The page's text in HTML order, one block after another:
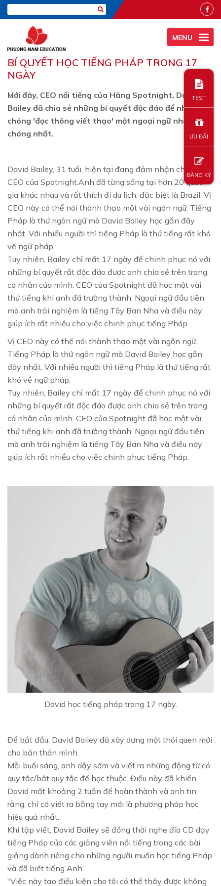
MENU
BÍ QUYẾT HỌC TIẾNG PHÁP TRONG 17
NGÀY
Mới đây, CEO nổi tiếng của Hãng Spotnight, David
Bailey đã chia sẻ những bí quyết độc đáo để nhanh
chóng 'đọc thông viết thạo' một ngoại ngữ nhanh
chóng nhất.
David Bailey, 31 tuổi, hiện tại đang đảm nhận chức vụ
CEO của Spotnight.Anh đã từng sống tại hơn 20 quốc
gia khác nhau và rất thích đi du lịch, đặc biệt là Brazil. Vị
CEO này có thể nói thành thạo một vài ngôn ngữ. Tiếng
Pháp là thứ ngôn ngữ mà David Bailey học gần đây
nhất. Với nhiều người thì tiếng Pháp là thứ tiếng rất khó
về ngữ pháp.
Tuy nhiên, Bailey chỉ mất 17 ngày để chinh phục nó với
những bí quyết rất độc đáo được anh chia sẻ trên trang
cá nhân của mình. CEO của Spotnight đã học một vài
thứ tiếng khi anh đã trưởng thành. Ngoại ngữ đầu tiên
mà anh trải nghiệm là tiếng Tây Ban Nha và điều này
giúp ích rất nhiều cho việc chinh phục tiếng Pháp.
Vị CEO này có thể nói thành thạo một vài ngôn ngữ.
Tiếng Pháp là thứ ngôn ngữ mà David Bailey học gần
đây nhất. Với nhiều người thì tiếng Pháp là thứ tiếng rất
khó về ngữ pháp.
Tuy nhiên, Bailey chỉ mất 17 ngày để chinh phục nó với
những bí quyết rất độc đáo được anh chia sẻ trên trang
cá nhân của mình. CEO của Spotnight đã học một vài
thứ tiếng khi anh đã trưởng thành. Ngoại ngữ đầu tiên
mà anh trải nghiệm là tiếng Tây Ban Nha và điều này
giúp ích rất nhiều cho việc chinh phục tiếng Pháp.
David học tiếng pháp trong 17 ngày.
Để bắt đầu, David Bailey đã xây dựng một thói quen mới
cho bản thân mình.
Mỗi buổi sáng, anh dậy sớm và viết ra những động từ có
quy tắc/bất quy tắc để học thuộc. Điều này đã khiến
David mất khoảng 2 tuần để hoàn thành và anh tin
rằng, chỉ có viết ra bằng tay mới là phương pháp học
hiệu quả nhất.
Khi tập viết, David Bailey sẽ đồng thời nghe đĩa CD dạy
tiếng Pháp của các giảng viên nổi tiếng trong các bài
giảng dành riêng cho những người muốn học tiếng Pháp
và đã biết tiếng Anh.
"Việc này tạo điều kiện cho tôi có thể thấy được không
TEST
ƯU ĐÃI
ĐĂNG KÝ